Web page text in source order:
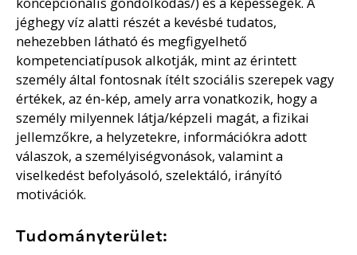
jéghegy víz alatti részét a kevésbé tudatos,
nehezebben látható és megfigyelhető
kompetenciatípusok alkotják, mint az érintett
személy által fontosnak ítélt szociális szerepek vagy
értékek, az én-kép, amely arra vonatkozik, hogy a
személy milyennek látja/képzeli magát, a fizikai
jellemzőkre, a helyzetekre, információkra adott
válaszok, a személyiségvonások, valamint a
viselkedést befolyásoló, szelektáló, irányító
motivációk.
Tudományterület: